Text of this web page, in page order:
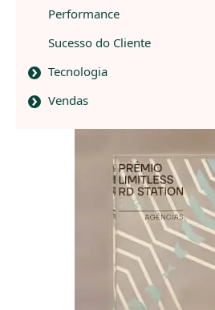
Performance
Sucesso do Cliente
Tecnologia
Vendas